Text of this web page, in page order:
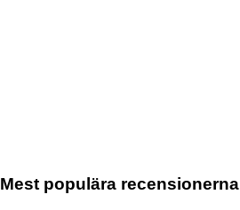
Mest populära recensionerna